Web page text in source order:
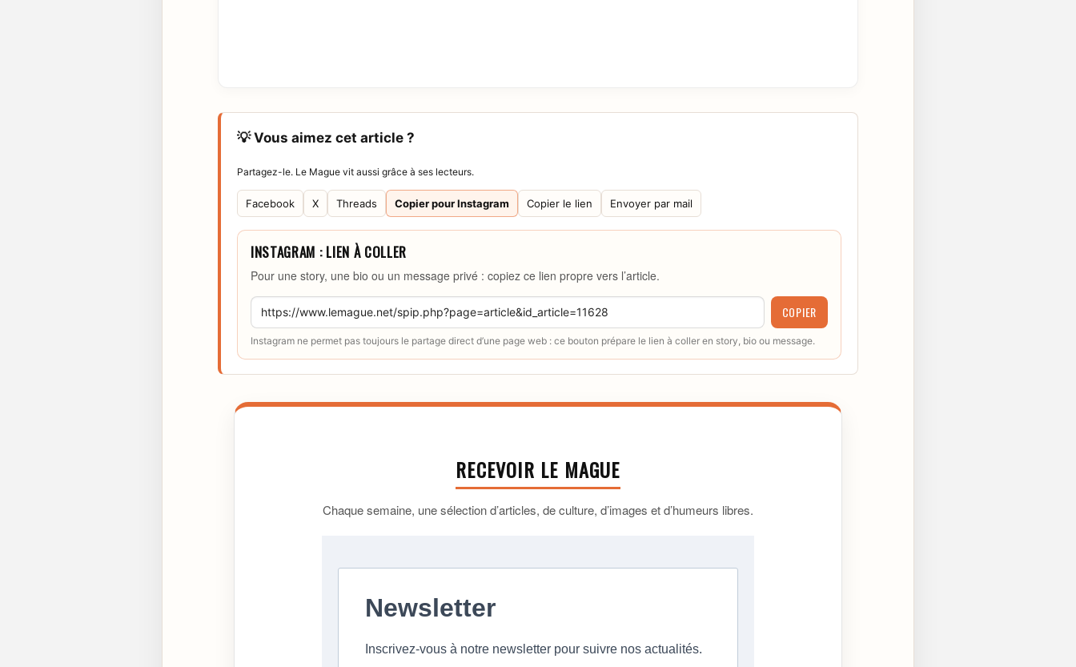
💡 Vous aimez cet article ?
Partagez-le. Le Mague vit aussi grâce à ses lecteurs.
Facebook X Threads Copier pour Instagram Copier le lien Envoyer par mail
INSTAGRAM : LIEN À COLLER
Pour une story, une bio ou un message privé : copiez ce lien propre vers l’article.
COPIER
Instagram ne permet pas toujours le partage direct d’une page web : ce bouton prépare le lien à coller en story, bio ou message.
RECEVOIR LE MAGUE
Chaque semaine, une sélection d’articles, de culture, d’images et d’humeurs libres.